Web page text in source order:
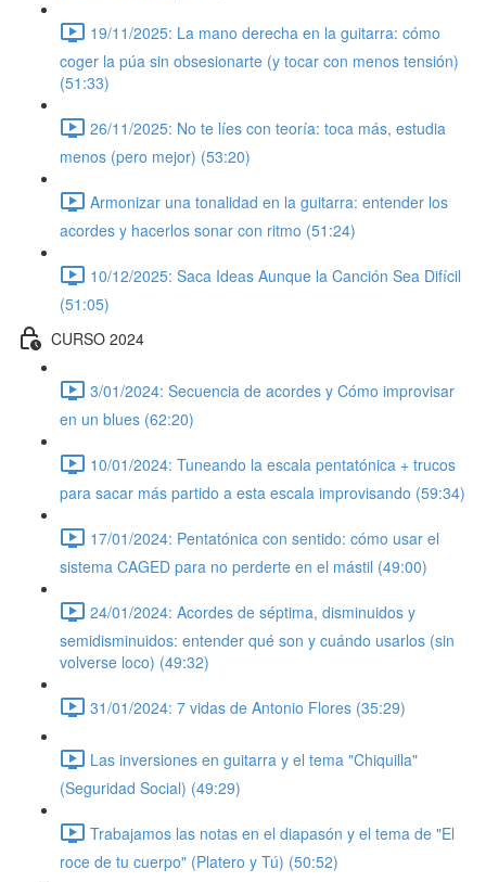
19/11/2025: La mano derecha en la guitarra: cómo
coger la púa sin obsesionarte (y tocar con menos tensión)
(51:33)
26/11/2025: No te líes con teoría: toca más, estudia
menos (pero mejor) (53:20)
Armonizar una tonalidad en la guitarra: entender los
acordes y hacerlos sonar con ritmo (51:24)
10/12/2025: Saca Ideas Aunque la Canción Sea Difícil
(51:05)
CURSO 2024
3/01/2024: Secuencia de acordes y Cómo improvisar
en un blues (62:20)
10/01/2024: Tuneando la escala pentatónica + trucos
para sacar más partido a esta escala improvisando (59:34)
17/01/2024: Pentatónica con sentido: cómo usar el
sistema CAGED para no perderte en el mástil (49:00)
24/01/2024: Acordes de séptima, disminuidos y
semidisminuidos: entender qué son y cuándo usarlos (sin
volverse loco) (49:32)
31/01/2024: 7 vidas de Antonio Flores (35:29)
Las inversiones en guitarra y el tema "Chiquilla"
(Seguridad Social) (49:29)
Trabajamos las notas en el diapasón y el tema de "El
roce de tu cuerpo" (Platero y Tú) (50:52)